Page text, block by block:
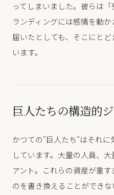
ってしまいました。彼らは
ランディングには感情を動
届いたとしても、そこにと
います。
巨人たちの構造的
かつての"巨人たち"はそれに
しています。大量の人員、
アント。これらの資産が重
のを書き換えることができ